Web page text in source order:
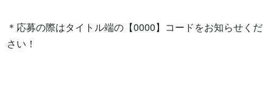
＊応募の際はタイトル端の【0000】コードをお知らせくだ
さい！